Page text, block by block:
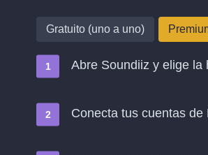
Gratuito (uno a uno)
Abre Soundiiz y elige la
Conecta tus cuentas de